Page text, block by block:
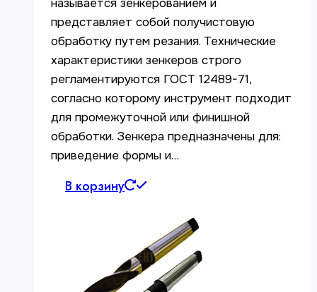
называется зенкерованием и
представляет собой получистовую
обработку путем резания. Технические
характеристики зенкеров строго
регламентируются ГОСТ 12489-71,
согласно которому инструмент подходит
для промежуточной или финишной
обработки. Зенкера предназначены для:
приведение формы и…
В корзину